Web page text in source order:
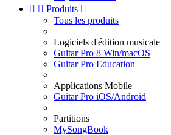
  Produits 
Tous les produits
Logiciels d'édition musicale
Guitar Pro 8 Win/macOS
Guitar Pro Education
Applications Mobile
Guitar Pro iOS/Android
Partitions
MySongBook